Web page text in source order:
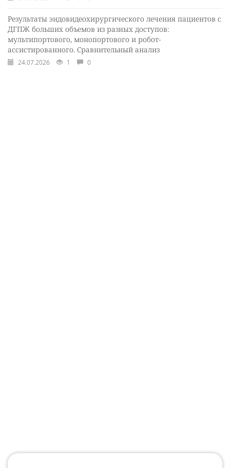
Результаты эндовидеохирургического лечения пациентов с
ДГПЖ больших объемов из разных доступов:
мультипортового, монопортового и робот-
ассистированного. Сравнительный анализ
24.07.2026 1 0